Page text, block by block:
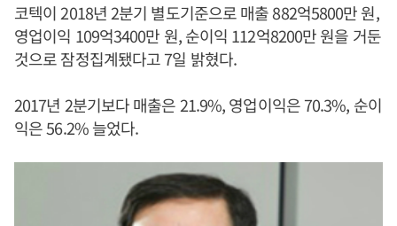
코텍이 2018년 2분기 별도기준으로 매출 882억5800만 원,
영업이익 109억3400만 원, 순이익 112억8200만 원을 거둔
것으로 잠정집계됐다고 7일 밝혔다.
2017년 2분기보다 매출은 21.9%, 영업이익은 70.3%, 순이
익은 56.2% 늘었다.